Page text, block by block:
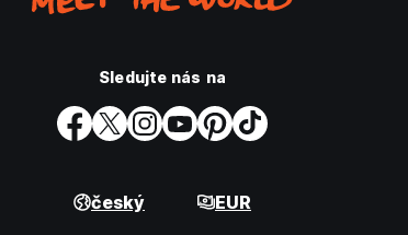
Sledujte nás na
český EUR